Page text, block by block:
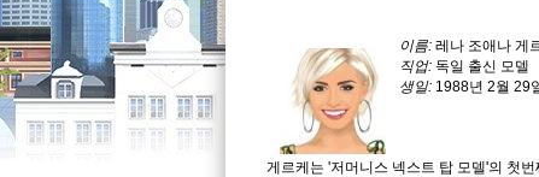
이름: 레나 조애나 게
직업: 독일 출신 모델
생일: 1988년 2월 29
게르케는 '저머니스 넥스트 탑 모델'의 첫